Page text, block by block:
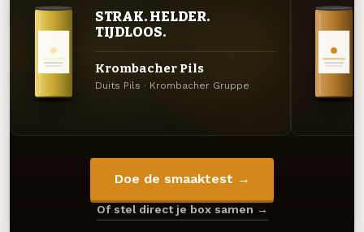
STRAK. HELDER.
TIJDLOOS.
Krombacher Pils
Duits Pils · Krombacher Gruppe
Doe de smaaktest →
Of stel direct je box samen →